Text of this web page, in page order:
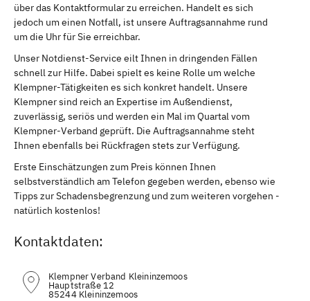
über das Kontaktformular zu erreichen. Handelt es sich
jedoch um einen Notfall, ist unsere Auftragsannahme rund
um die Uhr für Sie erreichbar.
Unser Notdienst-Service eilt Ihnen in dringenden Fällen
schnell zur Hilfe. Dabei spielt es keine Rolle um welche
Klempner-Tätigkeiten es sich konkret handelt. Unsere
Klempner sind reich an Expertise im Außendienst,
zuverlässig, seriös und werden ein Mal im Quartal vom
Klempner-Verband geprüft. Die Auftragsannahme steht
Ihnen ebenfalls bei Rückfragen stets zur Verfügung.
Erste Einschätzungen zum Preis können Ihnen
selbstverständlich am Telefon gegeben werden, ebenso wie
Tipps zur Schadensbegrenzung und zum weiteren vorgehen -
natürlich kostenlos!
Kontaktdaten:
Klempner Verband Kleininzemoos
Hauptstraße 12
85244 Kleininzemoos